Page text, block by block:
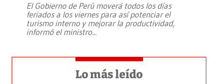
El Gobierno de Perú moverá todos los días
feriados a los viernes para así potenciar el
turismo interno y mejorar la productividad,
informó el ministro...
Lo más leído